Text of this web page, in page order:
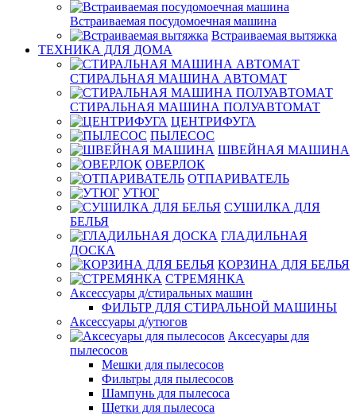
Встраиваемая посудомоечная машина
Встраиваемая вытяжка
ТЕХНИКА ДЛЯ ДОМА
СТИРАЛЬНАЯ МАШИНА АВТОМАТ
СТИРАЛЬНАЯ МАШИНА ПОЛУАВТОМАТ
ЦЕНТРИФУГА
ПЫЛЕСОС
ШВЕЙНАЯ МАШИНА
ОВЕРЛОК
ОТПАРИВАТЕЛЬ
УТЮГ
СУШИЛКА ДЛЯ
БЕЛЬЯ
ГЛАДИЛЬНАЯ
ДОСКА
КОРЗИНА ДЛЯ БЕЛЬЯ
СТРЕМЯНКА
Аксессуары д/стиральных машин
ФИЛЬТР ДЛЯ СТИРАЛЬНОЙ МАШИНЫ
Аксессуары д/утюгов
Аксесуары для
пылесосов
Мешки для пылесосов
Фильтры для пылесосов
Шампунь для пылесоса
Щетки для пылесоса